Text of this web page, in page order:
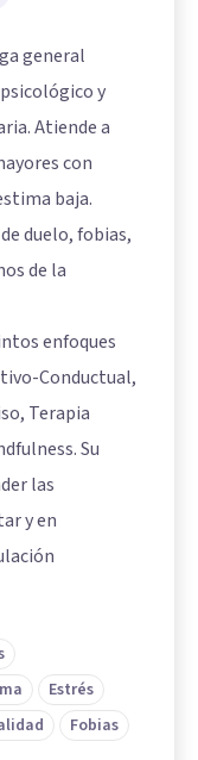
general
y
Atiende a
con
baja.
duelo, fobias,
de la
enfoques
Conductual,
Terapia
Su
las
y en
Estrés
Fobias